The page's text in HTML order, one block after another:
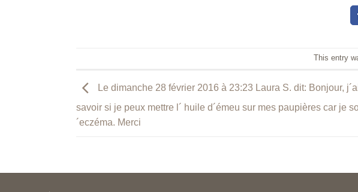
This entry
Le dimanche 28 février 2016 à 23:23 Laura S. dit: Bonjour,
savoir si je peux mettre l´­ huile d´émeu sur mes paupières car je
´eczéma. Merci